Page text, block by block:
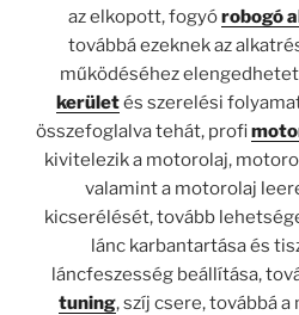
az elkopott, fogyórobogó
továbbá ezeknek az
működéséhez
kerületés szerelési
összefoglalva tehát, profi
kivitelezik a motorolaj,
valamint a motorolaj
kicserélését, tovább
lánc karbantartása és
láncfeszesség beállítása,
tuning, szíj csere, továbbá